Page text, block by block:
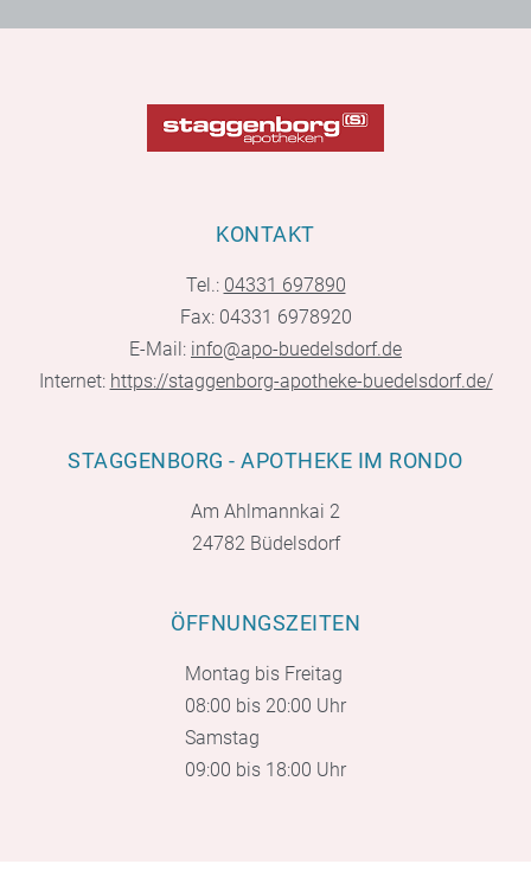
KONTAKT
Tel.: 04331 697890
Fax: 04331 6978920
E-Mail: info@apo-buedelsdorf.de
Internet: https://staggenborg-apotheke-buedelsdorf.de/
STAGGENBORG - APOTHEKE IM RONDO
Am Ahlmannkai 2
24782 Büdelsdorf
ÖFFNUNGSZEITEN
Montag bis Freitag
08:00 bis 20:00 Uhr
Samstag
09:00 bis 18:00 Uhr